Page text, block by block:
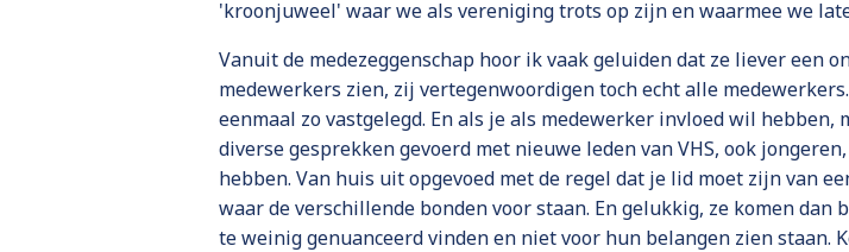
'kroonjuweel' waar we als vereniging trots op zijn en waarmee we
Vanuit de medezeggenschap hoor ik vaak geluiden dat ze liever een
medewerkers zien, zij vertegenwoordigen toch echt alle
eenmaal zo vastgelegd. En als je als medewerker invloed wil
diverse gesprekken gevoerd met nieuwe leden van VHS, ook
hebben. Van huis uit opgevoed met de regel dat je lid moet zijn van
waar de verschillende bonden voor staan. En gelukkig, ze komen
te weinig genuanceerd vinden en niet voor hun belangen zien staan.